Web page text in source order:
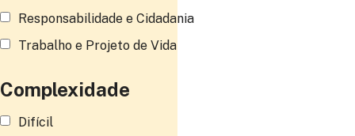
Responsabilidade e Cidadania
Trabalho e Projeto de Vida
Complexidade
Difícil